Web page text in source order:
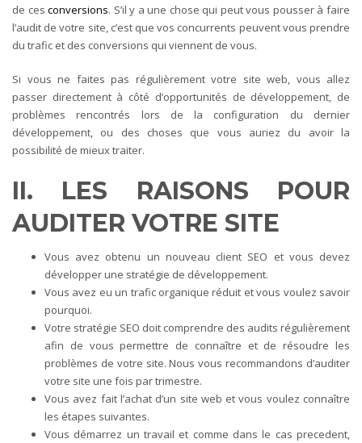
de cesconversions. S’il y a une chose qui peut vous pousser à faire
l’audit de votre site, c’est que vos concurrents peuvent vous prendre
du trafic et des conversions qui viennent de vous.
Si vous ne faites pas régulièrement votre site web, vous allez
passer directement à côté d’opportunités de développement, de
problèmes rencontrés lors de la configuration du dernier
développement, ou des choses que vous auriez du avoir la
possibilité de mieux traiter.
II. LES RAISONS POUR
AUDITER VOTRE SITE
Vous avez obtenu un nouveau client SEO et vous devez
développer une stratégie de développement.
Vous avez eu un trafic organique réduit et vous voulez savoir
pourquoi.
Votre stratégie SEO doit comprendre des audits régulièrement
afin de vous permettre de connaître et de résoudre les
problèmes de votre site. Nous vous recommandons d’auditer
votre site une fois par trimestre.
Vous avez fait l’achat d’un site web et vous voulez connaître
les étapes suivantes.
Vous démarrez un travail et comme dans le cas precedent,